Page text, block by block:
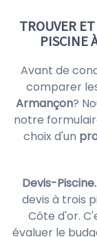
TROUVER
PISCINE
Avant de
comparer
Armançon?
notre
choix d'un
Devis-
devis à trois
Côte d'or.
évaluer le